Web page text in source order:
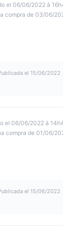
el 06/06/2022 à
compra de 03/06/
el 15/06/2022
el 06/06/2022 à
compra de 01/06/
el 15/06/2022